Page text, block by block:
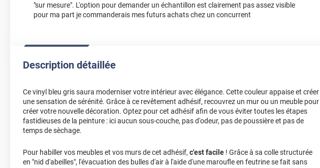
"sur mesure". L'option pour demander un échantillon est clairement pas assez visible
pour ma part je commanderais mes futurs achats chez un concurrent
Description détaillée
Ce vinyl bleu gris saura moderniser votre intérieur avec élégance. Cette couleur appaise et créer
une sensation de sérénité. Grâce à ce revêtement adhésif, recouvrez un mur ou un meuble pour
créer votre nouvelle décoration. Optez pour cet adhésif afin de vous éviter toutes les étapes
fastidieuses de la peinture : ici aucun sous-couche, pas d'odeur, pas de poussière et pas de
temps de sèchage.
Pour habiller vos meubles et vos murs de cet adhésif, c'est facile ! Grâce à sa colle structurée
en "nid d'abeilles", l'évacuation des bulles d'air à l'aide d'une maroufle en feutrine se fait sans